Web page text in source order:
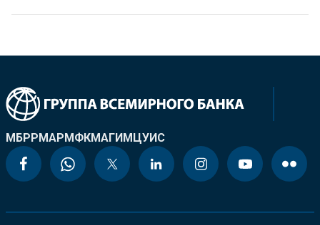
МБРРМАРМФКМАГИМЦУИС